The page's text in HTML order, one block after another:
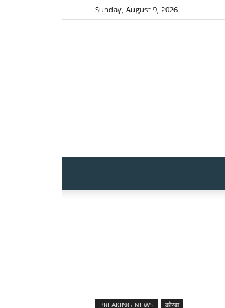
Sunday, August 9, 2026
BREAKING NEWS कोरबा